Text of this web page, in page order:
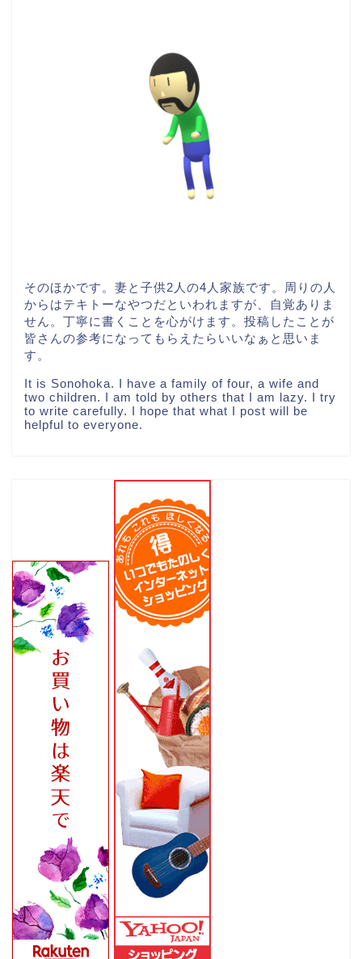
そのほかです。妻と子供2人の4人家族です。周りの人
からはテキトーなやつだといわれますが、自覚ありま
せん。丁寧に書くことを心がけます。投稿したことが
皆さんの参考になってもらえたらいいなぁと思いま
す。
It is Sonohoka. I have a family of four, a wife and
two children. I am told by others that I am lazy. I try
to write carefully. I hope that what I post will be
helpful to everyone.